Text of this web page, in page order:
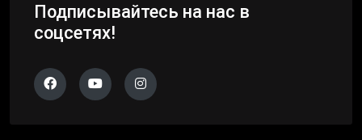
Подписывайтесь на нас в
соцсетях!